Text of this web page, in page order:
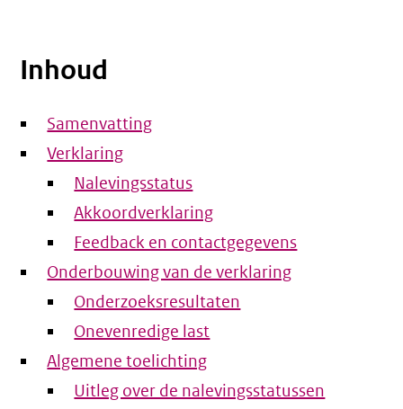
Inhoud
Samenvatting
Verklaring
Nalevingsstatus
Akkoordverklaring
Feedback en contactgegevens
Onderbouwing van de verklaring
Onderzoeksresultaten
Onevenredige last
Algemene toelichting
Uitleg over de nalevingsstatussen